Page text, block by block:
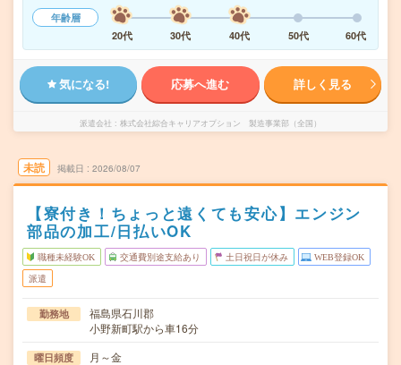
年齢層
20代
30代 40代 50代 60代
気になる! 応募へ進む 詳しく見る
派遣会社 株式会社綜合キャリアオプション 製造事業部（全国）
未読 掲載日 2026/08/07
【寮付き！ちょっと遠くても安心】エンジン
部品の加工/日払いOK
職種未経験OK 交通費別途支給あり 土日祝日が休み WEB登録OK
派遣
勤務地
福島県石川郡
小野新町駅から車16分
曜日頻度 月～金